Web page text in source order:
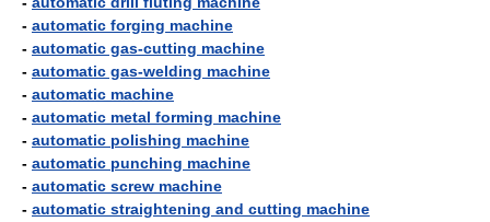
- automatic forging machine
- automatic gas-cutting machine
- automatic gas-welding machine
- automatic machine
- automatic metal forming machine
- automatic polishing machine
- automatic punching machine
- automatic screw machine
- automatic straightening and cutting machine